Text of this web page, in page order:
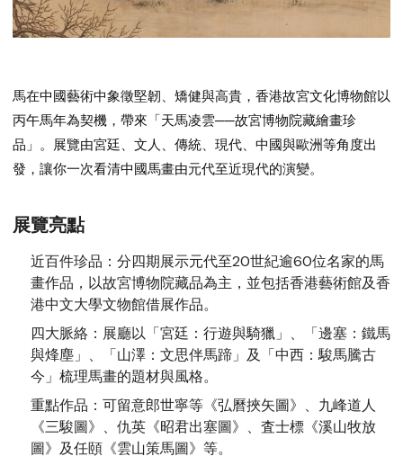
馬在中國藝術中象徵堅韌、矯健與高貴，香港故宮文化博物館以
丙午馬年為契機，帶來「天馬凌雲──故宮博物院藏繪畫珍
品」。展覽由宮廷、文人、傳統、現代、中國與歐洲等角度出
發，讓你一次看清中國馬畫由元代至近現代的演變。
展覽亮點
近百件珍品： 分四期展示元代至20世紀逾60位名家的馬
畫作品，以故宮博物院藏品為主，並包括香港藝術館及香
港中文大學文物館借展作品。
四大脈絡： 展廳以「宮廷：行遊與騎獵」、「邊塞：鐵馬
與烽塵」、「山澤：文思伴馬蹄」及「中西：駿馬騰古
今」梳理馬畫的題材與風格。
重點作品： 可留意郎世寧等《弘曆挾矢圖》、九峰道人
《三駿圖》、仇英《昭君出塞圖》、査士標《溪山牧放
圖》及任頤《雲山策馬圖》等。